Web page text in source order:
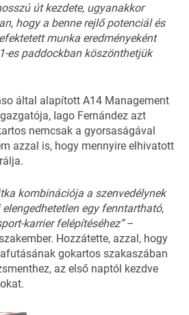
út kezdete, ugyanakkor
hogy a benne rejlő potenciál és
munka eredményeként
es paddockban köszönthetjük
által alapított A14 Management
Iago Fernández azt
nemcsak a gyorsaságával
azzal is, hogy mennyire elhivatott
kombinációja a szenvedélynek
egy fenntartható,
karrier felépítéséhez”–
Hozzátette, azzal, hogy
gokartos szakaszában
az első naptól kezdve